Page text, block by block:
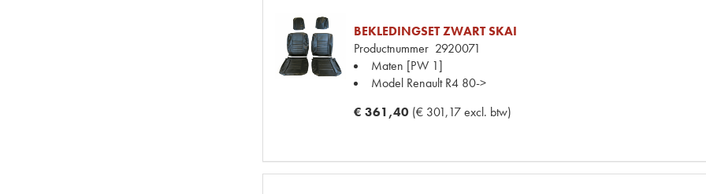
BEKLEDINGSET ZWART SKAI
Productnummer 2920071
Maten [PW 1]
Model Renault R4 80->
€ 361,40 (€ 301,17 excl. btw)